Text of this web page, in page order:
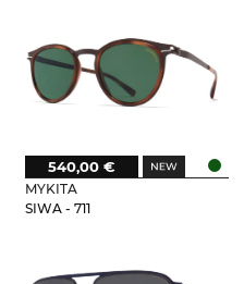
MYKITA
SIWA - 711
540,00 €